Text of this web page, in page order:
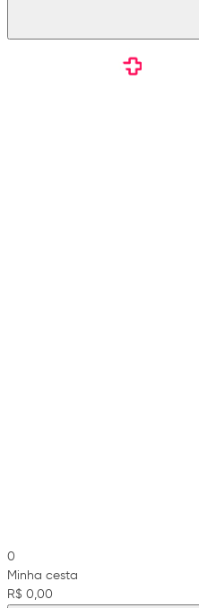
0
Minha cesta
R$ 0,00